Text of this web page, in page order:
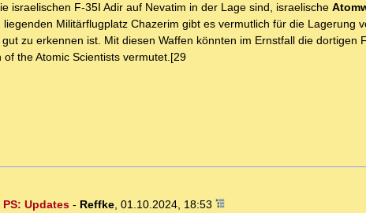
israelischen F-35I Adir auf Nevatim in der Lage sind, israelische
Militärflugplatz Chazerim gibt es vermutlich für die Lagerung
zu erkennen ist. Mit diesen Waffen könnten im Ernstfall die dortigen
the Atomic Scientists vermutet.[29
Updates- Reffke, 01.10.2024, 18:53